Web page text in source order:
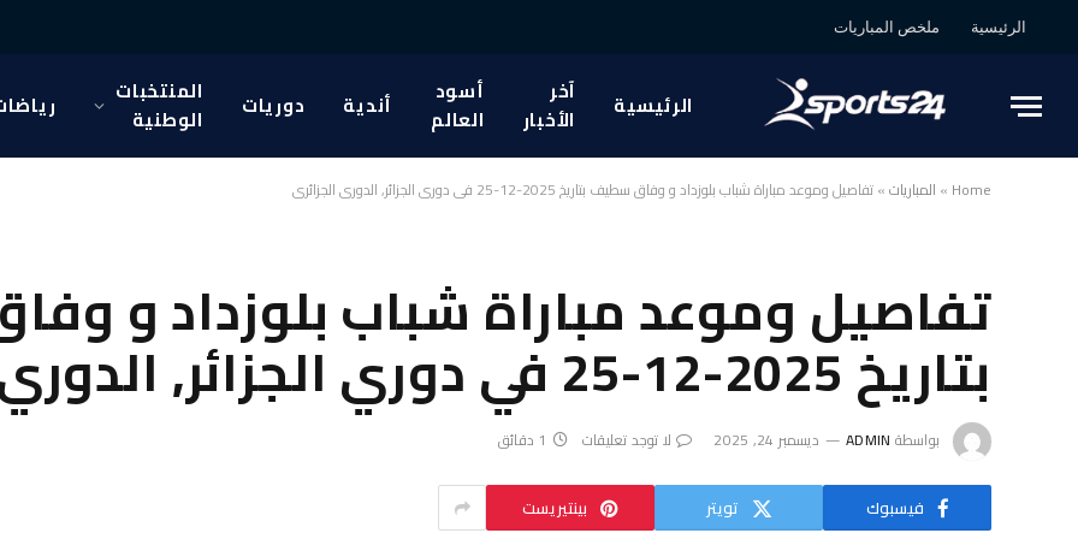
الرئيسية ملخص المباريات
الرئيسية
آخر
الأخبار
أسود
العالم
أندية دوريات
المنتخبات
الوطنية
Home
» المباريات»تفاصيل وموعد مباراة شباب بلوزداد و وفاق سطيف بتاريخ 2025-12-25 في دوري الجزائر, الدوري الجزائري
تفاصيل وموعد مباراة شباب بلوزداد و
بتاريخ 2025-12-25 في دوري الجزائر, الدوري الجزائري
بواسطة ADMIN ديسمبر 24, 2025 لا توجد تعليقات 1 دقائق
فيسبوك تويتر بينتيريست